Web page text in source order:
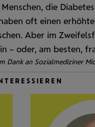
Menschen, die
oft einen
Aber im Zweifels
– oder, am besten,
Dank an Sozialmediziner